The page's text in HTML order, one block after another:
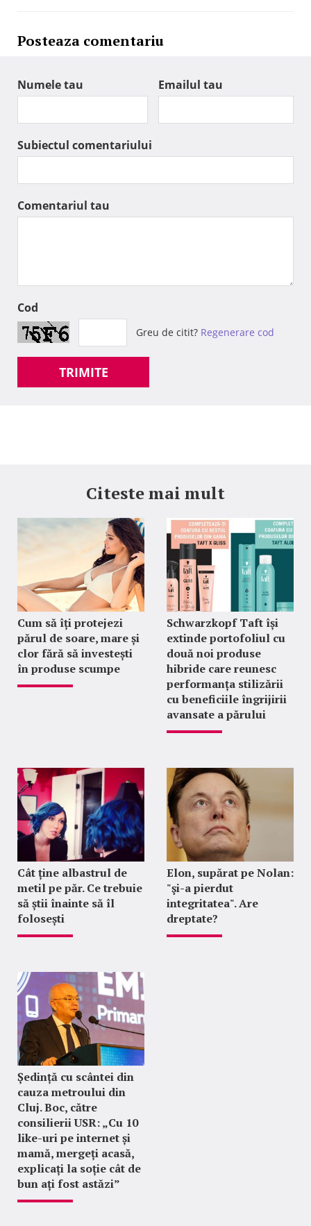
Posteaza comentariu
Numele tau Emailul tau
Subiectul comentariului
Comentariul tau
Cod
Greu de citit? Regenerare cod
TRIMITE
Citeste mai mult
Cum să îți protejezi
părul de soare, mare și
clor fără să investești
în produse scumpe
Schwarzkopf Taft își
extinde portofoliul cu
două noi produse
hibride care reunesc
performanța stilizării
cu beneficiile îngrijirii
avansate a părului
Cât ține albastrul de
metil pe păr. Ce trebuie
să știi înainte să îl
folosești
Elon, supărat pe Nolan:
"şi-a pierdut
integritatea". Are
dreptate?
Ședință cu scântei din
cauza metroului din
Cluj. Boc, către
consilierii USR: „Cu 10
like-uri pe internet și
mamă, mergeți acasă,
explicați la soție cât de
bun ați fost astăzi”